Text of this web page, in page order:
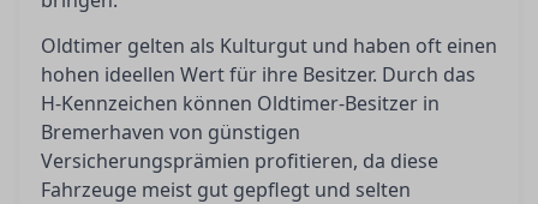
Oldtimer gelten als Kulturgut und haben oft einen
hohen ideellen Wert für ihre Besitzer. Durch das
H-Kennzeichen können Oldtimer-Besitzer in
Bremerhaven von günstigen
Versicherungsprämien profitieren, da diese
Fahrzeuge meist gut gepflegt und selten